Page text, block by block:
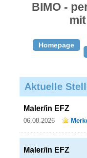
BIMO -
Homepage
Aktuelle
Maler/in EFZ
06.08.2026
Maler/in EFZ